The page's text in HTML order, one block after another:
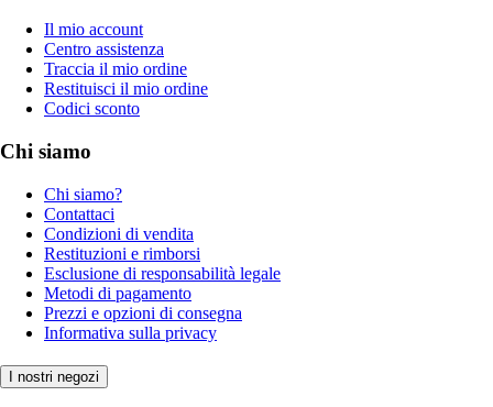
Il mio account
Centro assistenza
Traccia il mio ordine
Restituisci il mio ordine
Codici sconto
Chi siamo
Chi siamo?
Contattaci
Condizioni di vendita
Restituzioni e rimborsi
Esclusione di responsabilità legale
Metodi di pagamento
Prezzi e opzioni di consegna
Informativa sulla privacy
I nostri negozi